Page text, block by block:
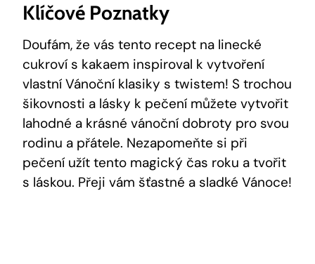
Klíčové⁢ Poznatky
Doufám, že vás ​tento recept na linecké
cukroví s kakaem inspiroval k vytvoření
vlastní‌ Vánoční klasiky s twistem!​ S trochou
šikovnosti a lásky k ⁤pečení můžete vytvořit
lahodné a krásné vánoční dobroty pro svou
rodinu a ⁢přátele. Nezapomeňte si‍ při
‍pečení ⁢užít tento magický⁣ čas roku a tvořit
s láskou. Přeji vám ‍šťastné a sladké Vánoce!